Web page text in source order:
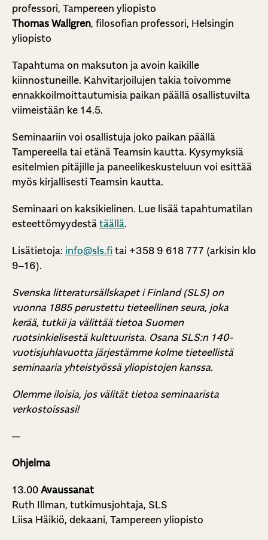
professori, Tampereen yliopisto
Thomas Wallgren, filosofian professori, Helsingin
yliopisto
Tapahtuma on maksuton ja avoin kaikille
kiinnostuneille. Kahvitarjoilujen takia toivomme
ennakkoilmoittautumisia paikan päällä osallistuvilta
viimeistään ke 14.5.
Seminaariin voi osallistuja joko paikan päällä
Tampereella tai etänä Teamsin kautta. Kysymyksiä
esitelmien pitäjille ja paneelikeskusteluun voi esittää
myös kirjallisesti Teamsin kautta.
Seminaari on kaksikielinen. Lue lisää tapahtumatilan
esteettömyydestä täällä.
Lisätietoja: info@sls.fi tai +358 9 618 777 (arkisin klo
9–16).
Svenska litteratursällskapet i Finland (SLS) on
vuonna 1885 perustettu tieteellinen seura, joka
kerää, tutkii ja välittää tietoa Suomen
ruotsinkielisestä kulttuurista. Osana SLS:n 140-
vuotisjuhlavuotta järjestämme kolme tieteellistä
seminaaria yhteistyössä yliopistojen kanssa.
Olemme iloisia, jos välität tietoa seminaarista
verkostoissasi!
—
Ohjelma
13.00 Avaussanat
Ruth Illman, tutkimusjohtaja, SLS
Liisa Häikiö, dekaani, Tampereen yliopisto